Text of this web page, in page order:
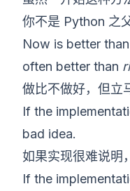
你不是 Python 之父
Now is better
often better than
做比不做好，但立
If the
bad idea.
如果实现很难说明
If the